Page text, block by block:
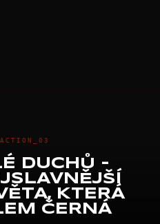
DUCHŮ -
KTERÁ
ČERNÁ